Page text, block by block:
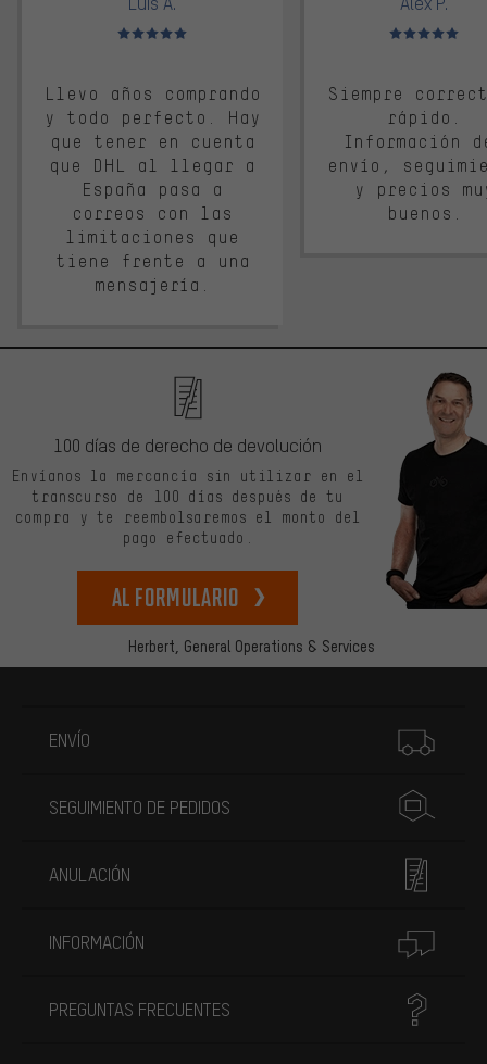
Valoración media: 5 de 5
Llevo años comprando
y todo perfecto. Hay
que tener en cuenta
que DHL al llegar a
España pasa a
correos con las
limitaciones que
tiene frente a una
mensajería.
Valoración
Siempre
rápido.
Información
envío,
y precios
buenos.
Herbert, General Operations & Services
100 días de derecho de devolución
Envíanos la mercancía sin utilizar en el
transcurso de 100 días después de tu
compra y te reembolsaremos el monto del
pago efectuado.
Al formulario
ENVÍO
SEGUIMIENTO DE PEDIDOS
ANULACIÓN
INFORMACIÓN
PREGUNTAS FRECUENTES